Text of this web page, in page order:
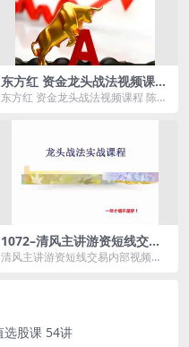
东方红 资金龙头战法视频课程
陈晨系统培训课
东方红 资金龙头战法视频课程 陈晨
1072–清风主讲游资短线交易
内部视频，龙头战法实战课程
清风主讲游资短线交易内部视频，
选股课 54讲